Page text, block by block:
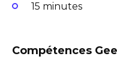
15 minutes
Compétences